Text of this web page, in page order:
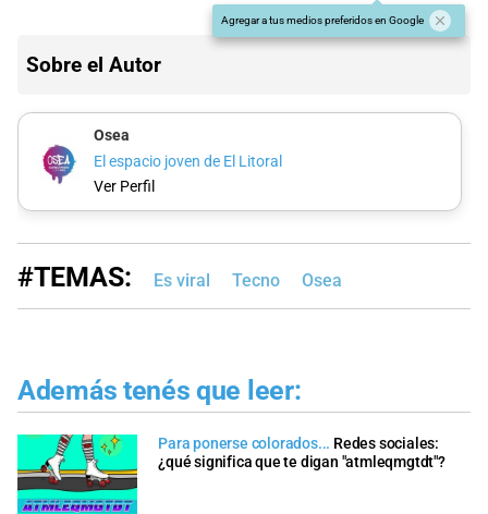
Agregar a tus medios preferidos en Google
Sobre el Autor
Osea
El espacio joven de El Litoral
Ver Perfil
#TEMAS: Es viral Tecno Osea
Además tenés que leer:
Para ponerse colorados... Redes sociales:
¿qué significa que te digan "atmleqmgtdt"?